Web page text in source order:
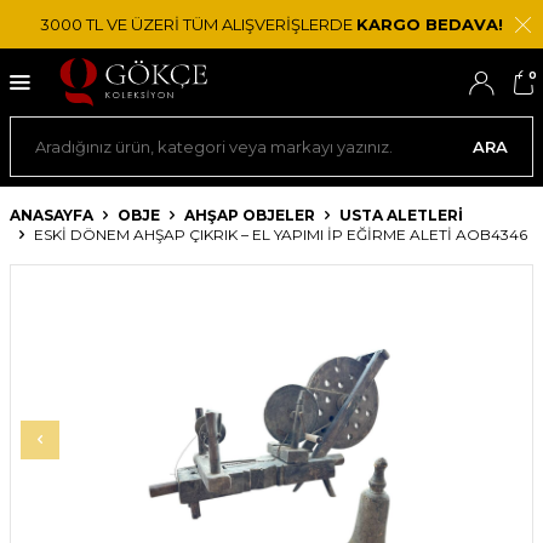
3000 TL VE ÜZERİ TÜM ALIŞVERİŞLERDE KARGO BEDAVA!
ARA
0
ANASAYFA OBJE AHŞAP OBJELER
USTA ALETLERI
ESKI DÖNEM AHŞAP ÇIKRIK – EL YAPIMI İP EĞIRME ALETI AOB4346